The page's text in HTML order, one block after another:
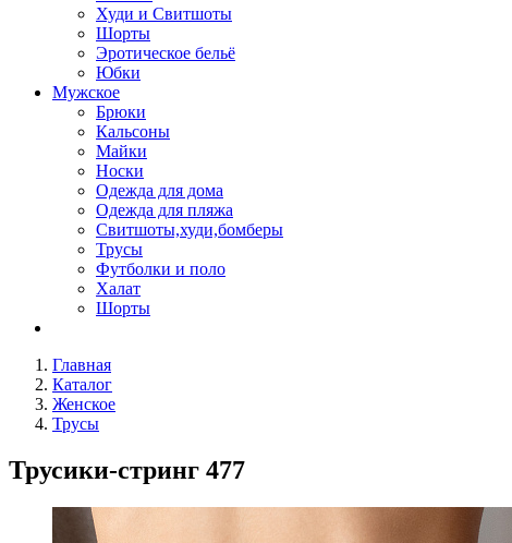
Худи и Свитшоты
Шорты
Эротическое бельё
Юбки
Мужское
Брюки
Кальсоны
Майки
Носки
Одежда для дома
Одежда для пляжа
Свитшоты,худи,бомберы
Трусы
Футболки и поло
Халат
Шорты
Главная
Каталог
Женское
Трусы
Трусики-стринг 477